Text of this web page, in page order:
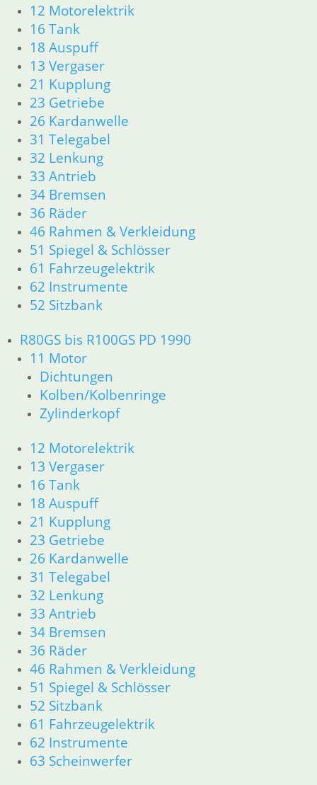
12 Motorelektrik
16 Tank
18 Auspuff
13 Vergaser
21 Kupplung
23 Getriebe
26 Kardanwelle
31 Telegabel
32 Lenkung
33 Antrieb
34 Bremsen
36 Räder
46 Rahmen & Verkleidung
51 Spiegel & Schlösser
61 Fahrzeugelektrik
62 Instrumente
52 Sitzbank
R80GS bis R100GS PD 1990
11 Motor
Dichtungen
Kolben/Kolbenringe
Zylinderkopf
12 Motorelektrik
13 Vergaser
16 Tank
18 Auspuff
21 Kupplung
23 Getriebe
26 Kardanwelle
31 Telegabel
32 Lenkung
33 Antrieb
34 Bremsen
36 Räder
46 Rahmen & Verkleidung
51 Spiegel & Schlösser
52 Sitzbank
61 Fahrzeugelektrik
62 Instrumente
63 Scheinwerfer